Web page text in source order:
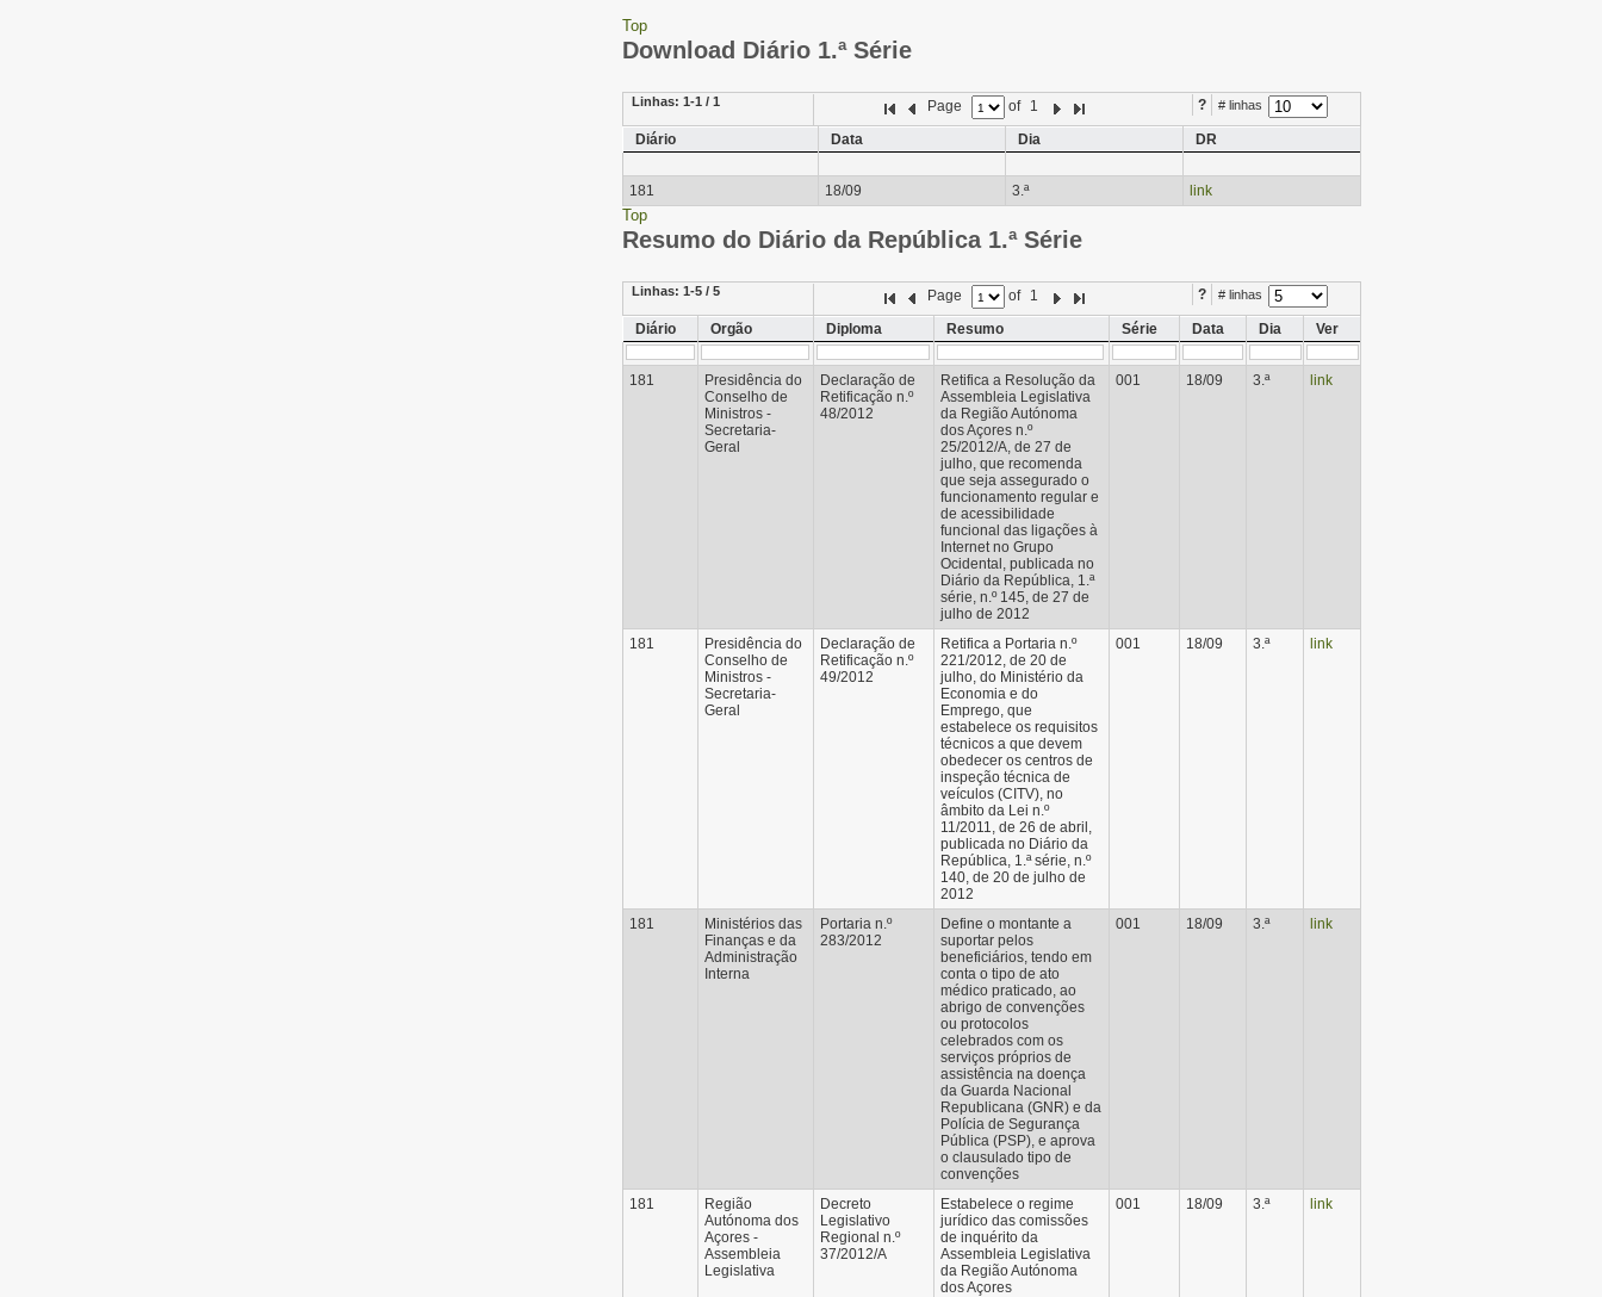
Top
Download Diário 1.ª Série
Linhas: 1-1 / 1 ? # linhas
Page of 1
Diário
Data Dia DR
181 18/09 3.ª link
Top
Resumo do Diário da República 1.ª Série
Linhas: 1-5 / 5 ? # linhas
Page of 1
Diário
Orgão Diploma Resumo Série Data Dia Ver
181
Presidência do
Conselho de
Ministros -
Secretaria-
Geral
Declaração de
Retificação n.º
48/2012
Retifica a Resolução da
Assembleia Legislativa
da Região Autónoma
dos Açores n.º
25/2012/A, de 27 de
julho, que recomenda
que seja assegurado o
funcionamento regular e
de acessibilidade
funcional das ligações à
Internet no Grupo
Ocidental, publicada no
Diário da República, 1.ª
série, n.º 145, de 27 de
julho de 2012
001 18/09 3.ª link
181
Presidência do
Conselho de
Ministros -
Secretaria-
Geral
Declaração de
Retificação n.º
49/2012
Retifica a Portaria n.º
221/2012, de 20 de
julho, do Ministério da
Economia e do
Emprego, que
estabelece os requisitos
técnicos a que devem
obedecer os centros de
inspeção técnica de
veículos (CITV), no
âmbito da Lei n.º
11/2011, de 26 de abril,
publicada no Diário da
República, 1.ª série, n.º
140, de 20 de julho de
2012
001 18/09 3.ª link
181
Ministérios das
Finanças e da
Administração
Interna
Portaria n.º
283/2012
Define o montante a
suportar pelos
beneficiários, tendo em
conta o tipo de ato
médico praticado, ao
abrigo de convenções
ou protocolos
celebrados com os
serviços próprios de
assistência na doença
da Guarda Nacional
Republicana (GNR) e da
Polícia de Segurança
Pública (PSP), e aprova
o clausulado tipo de
convenções
001 18/09 3.ª link
181
Região
Autónoma dos
Açores -
Assembleia
Legislativa
Decreto
Legislativo
Regional n.º
37/2012/A
Estabelece o regime
jurídico das comissões
de inquérito da
Assembleia Legislativa
da Região Autónoma
dos Açores
001 18/09 3.ª link